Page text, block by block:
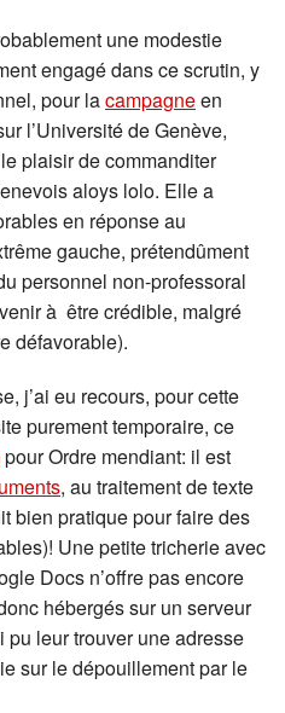
une modestie
engagé dans ce scrutin, y
pour lacampagneen
l’Université de Genève,
plaisir de commanditer
aloys lolo. Elle a
en réponse au
gauche, prétendûment
personnel non-professoral
à être crédible, malgré
défavorable).
j’ai eu recours, pour cette
purement temporaire, ce
pour Ordre mendiant: il est
, au traitement de texte
bien pratique pour faire des
Une petite tricherie avec
Docs n’offre pas encore
hébergés sur un serveur
pu leur trouver une adresse
sur le dépouillement par le